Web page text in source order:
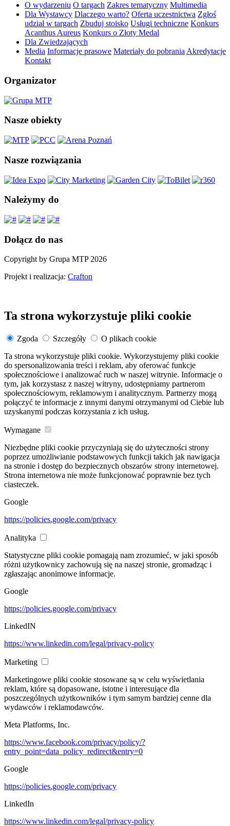
O wydarzeniu O targach Zakres tematyczny Multimedia
Dla Wystawcy Dlaczego warto? Oferta uczestnictwa Zgłoś
udział w targach Zbuduj stoisko Usługi techniczne Konkurs
Acanthus Aureus Konkurs o Złoty Medal
Dla Zwiedzających
Media Informacje prasowe Materiały do pobrania Akredytacje
Kontakt
Organizator
Nasze obiekty
Nasze rozwiązania
Należymy do
Dołącz do nas
Copyright by Grupa MTP 2026
Projekt i realizacja: Crafton
Ta strona wykorzystuje pliki cookie
Zgoda Szczegóły
O plikach cookie
Ta strona wykorzystuje pliki cookie. Wykorzystujemy pliki cookie
do spersonalizowania treści i reklam, aby oferować funkcje
społecznościowe i analizować ruch w naszej witrynie. Informacje o
tym, jak korzystasz z naszej witryny, udostępniamy partnerom
społecznościowym, reklamowym i analitycznym. Partnerzy mogą
połączyć te informacje z innymi danymi otrzymanymi od Ciebie lub
uzyskanymi podczas korzystania z ich usług.
Wymagane
Niezbędne pliki cookie przyczyniają się do użyteczności strony
poprzez umożliwianie podstawowych funkcji takich jak nawigacja
na stronie i dostęp do bezpiecznych obszarów strony internetowej.
Strona internetowa nie może funkcjonować poprawnie bez tych
ciasteczek.
Google
https://policies.google.com/privacy
Analityka
Statystyczne pliki cookie pomagają nam zrozumieć, w jaki sposób
różni użytkownicy zachowują się na naszej stronie, gromadząc i
zgłaszając anonimowe informacje.
Google
https://policies.google.com/privacy
LinkedIN
https://www.linkedin.com/legal/privacy-policy
Marketing
Marketingowe pliki cookie stosowane są w celu wyświetlania
reklam, które są dopasowane, istotne i interesujące dla
poszczególnych użytkowników i tym samym bardziej cenne dla
wydawców i reklamodawców.
Meta Platforms, Inc.
https://www.facebook.com/privacy/policy/?
entry_point=data_policy_redirect&entry=0
Google
https://policies.google.com/privacy
LinkedIn
https://www.linkedin.com/legal/privacy-policy